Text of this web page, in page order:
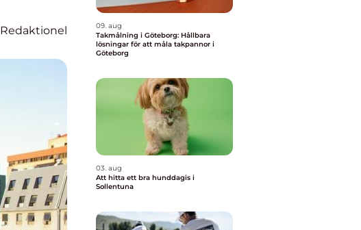
Redaktionel
09. aug
Takmålning i Göteborg: Hållbara
lösningar för att måla takpannor i
Göteborg
03. aug
Att hitta ett bra hunddagis i
Sollentuna